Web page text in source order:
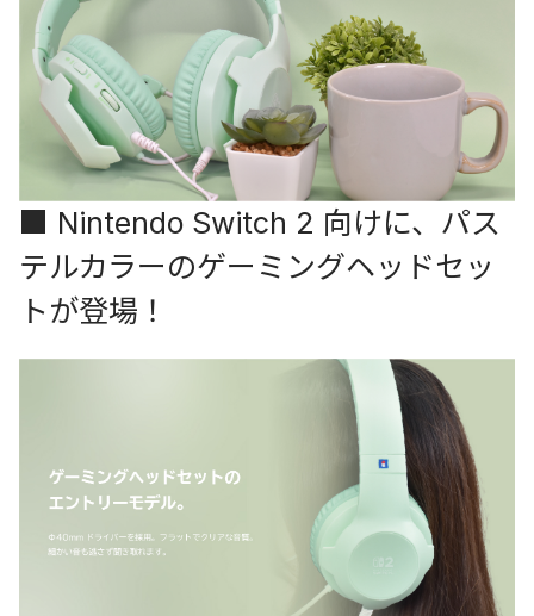
■ Nintendo Switch 2 向けに、パス
テルカラーのゲーミングヘッドセッ
トが登場！